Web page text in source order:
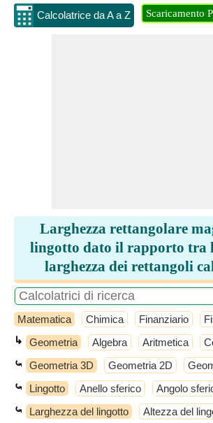
Calcolatrice da A a Z Scaricamento
Larghezza rettangolare
lingotto dato il rapporto tra
larghezza dei rettangoli
Matematica Chimica Finanziario
↳ Geometria Algebra Aritmetica
⤿ Geometria 3D Geometria 2D
⤿ Lingotto Anello sferico Angolo
⤿ Larghezza del lingotto Altezza del